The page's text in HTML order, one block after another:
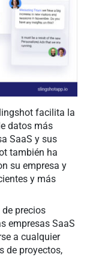
facilita la
datos más
SaaS y sus
también ha
su empresa y
y más
precios
empresas SaaS
a cualquier
de proyectos,